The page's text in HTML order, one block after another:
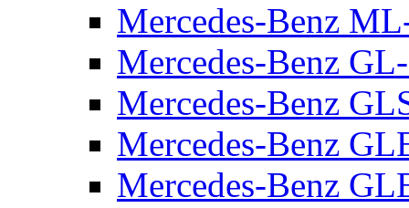
Mercedes-Benz
Mercedes-Benz
Mercedes-Benz
Mercedes-Benz
Mercedes-Benz